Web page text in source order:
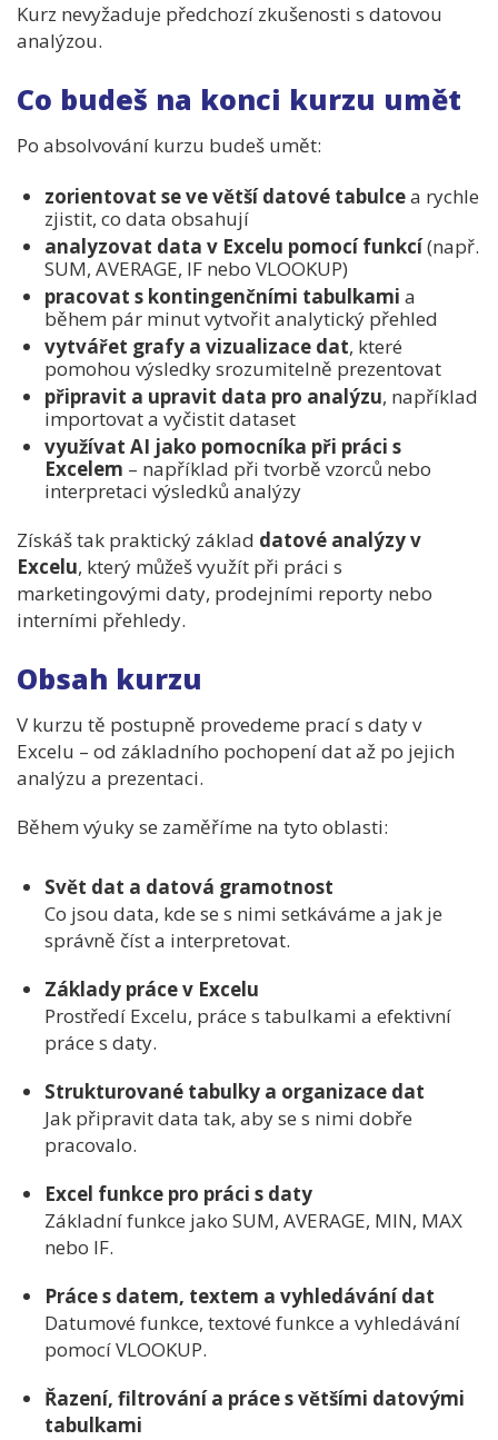
Kurz nevyžaduje předchozí zkušenosti s datovou
analýzou.
Co budeš na konci kurzu umět
Po absolvování kurzu budeš umět:
zorientovat sevevětšídatové tabulcea rychle
zjistit, co data obsahují
analyzovat data v Excelu pomocífunkcí(např.
SUM, AVERAGE, IF nebo VLOOKUP)
pracovat s kontingenčními tabulkami a
během pár minutvytvořitanalytický přehled
vytvářet grafy a vizualizace dat, které
pomohou výsledkysrozumitelně prezentovat
připravit a upravit data pro analýzu, například
importovata vyčistitdataset
využívat AI jako pomocníka při práci s
Excelem – například při tvorbě vzorců nebo
interpretaci výsledků analýzy
Získáštak praktický základ datové analýzyv
Excelu, který můžešvyužít při práci s
marketingovými daty, prodejními reporty nebo
interními přehledy.
Obsah kurzu
V kurzu tě postupně provedeme pracís datyv
Excelu – od základního pochopenídataž po jejich
analýzu a prezentaci.
Během výukyse zaměříme na tyto oblasti:
Svět dat a datová gramotnost
Co jsou data, kde se s nimi setkáváme a jak je
správně čísta interpretovat.
Základy prácev Excelu
Prostředí Excelu, práce s tabulkami a efektivní
práce s daty.
Strukturované tabulky a organizace dat
Jak připravitdata tak, abyse s nimi dobře
pracovalo.
Excel funkce pro práci s daty
Základnífunkce jako SUM, AVERAGE, MIN, MAX
nebo IF.
Práces datem, textem a vyhledávánídat
Datumové funkce, textové funkce a vyhledávání
pomocíVLOOKUP.
Řazení, filtrovánía prácesvětšími datovými
tabulkami